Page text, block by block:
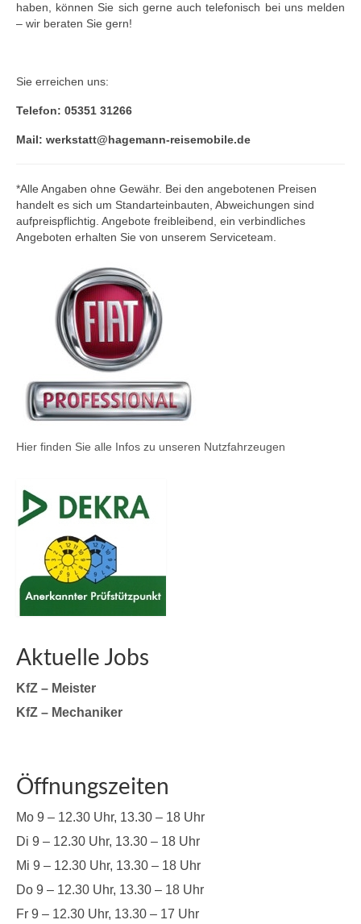
haben, können Sie sich gerne auch telefonisch bei uns melden
– wir beraten Sie gern!
Sie erreichen uns:
Telefon: 05351 31266
Mail: werkstatt@hagemann-reisemobile.de
*Alle Angaben ohne Gewähr. Bei den angebotenen Preisen
handelt es sich um Standarteinbauten, Abweichungen sind
aufpreispflichtig. Angebote freibleibend, ein verbindliches
Angeboten erhalten Sie von unserem Serviceteam.
Hier finden Sie alle Infos zu unseren Nutzfahrzeugen
Aktuelle Jobs
KfZ – Meister
KfZ – Mechaniker
Öffnungszeiten
Mo 9 – 12.30 Uhr, 13.30 – 18 Uhr
Di 9 – 12.30 Uhr, 13.30 – 18 Uhr
Mi 9 – 12.30 Uhr, 13.30 – 18 Uhr
Do 9 – 12.30 Uhr, 13.30 – 18 Uhr
Fr 9 – 12.30 Uhr, 13.30 – 17 Uhr